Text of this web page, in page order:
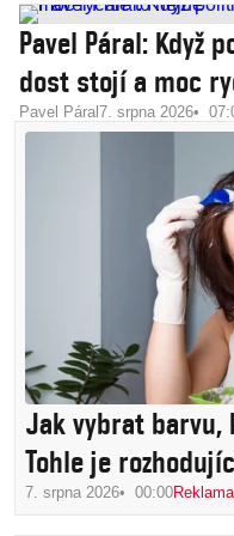
Pavel Páral: Když
dost stojí a moc
Pavel Páral 7. srpna 2026
Jak vybrat barvu,
Tohle je
7. srpna 2026 00:00Reklama